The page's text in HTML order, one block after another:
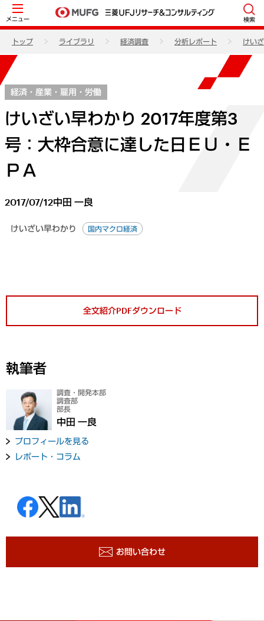
メニュー 検索
トップ ライブラリ 経済調査 分析レポート けい
経済・産業・雇用・労働
けいざい早わかり 2017年度第3
号：大枠合意に達した日ＥＵ・Ｅ
ＰＡ
2017/07/12中田 一良
けいざい早わかり 国内マクロ経済
全文紹介PDFダウンロード
執筆者
調査・開発本部
調査部
部長
中田 一良
プロフィールを見る
レポート・コラム
お問い合わせ